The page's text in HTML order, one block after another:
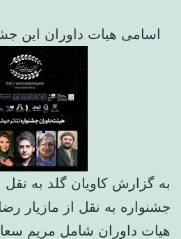
اسامی هیات داوران این
به گزارش کاویان گلد به
جشنواره به نقل از مازیار
هیات داوران شامل مریم